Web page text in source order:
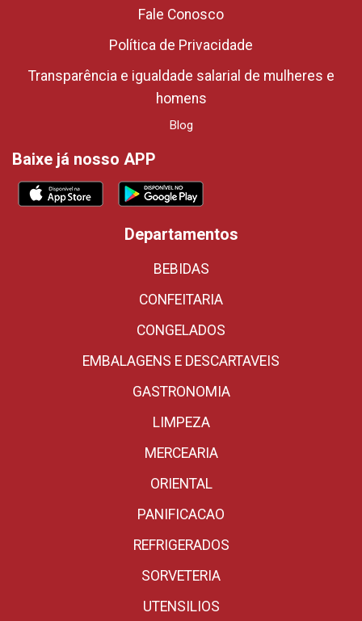
Fale Conosco
Política de Privacidade
Transparência e igualdade salarial de mulheres e
homens
Blog
Baixe já nosso APP
Departamentos
BEBIDAS
CONFEITARIA
CONGELADOS
EMBALAGENS E DESCARTAVEIS
GASTRONOMIA
LIMPEZA
MERCEARIA
ORIENTAL
PANIFICACAO
REFRIGERADOS
SORVETERIA
UTENSILIOS